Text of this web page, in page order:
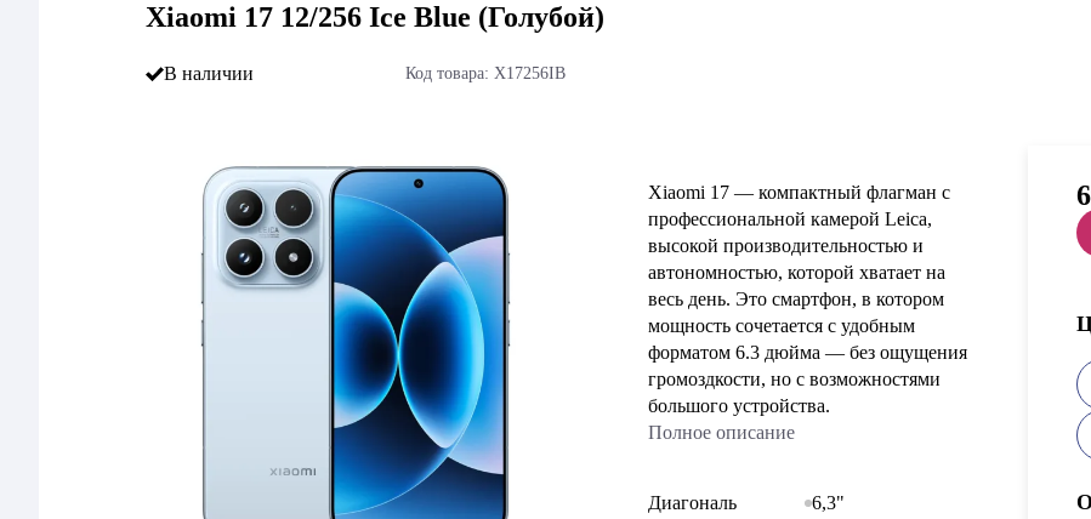
Xiaomi 17 12/256 Ice Blue (Голубой)
В наличии Код товара: X17256IB
Xiaomi 17 — компактный флагман с
профессиональной камерой Leica,
высокой производительностью и
автономностью, которой хватает на
весь день. Это смартфон, в котором
мощность сочетается с удобным
форматом 6.3 дюйма — без ощущения
громоздкости, но с возможностями
большого устройства.
Полное описание
Диагональ
6,3"